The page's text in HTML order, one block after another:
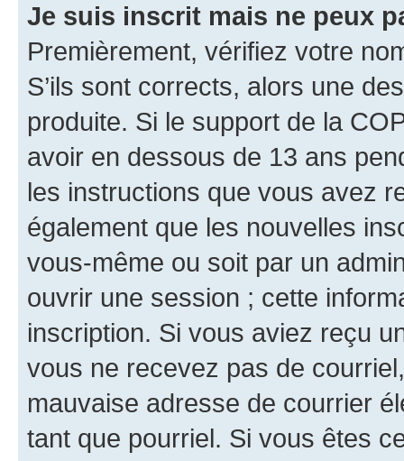
Je suis inscrit mais ne peux
Premièrement, vérifiez votre
S’ils sont corrects, alors une
produite. Si le support de la
avoir en dessous de 13 ans
les instructions que vous avez
également que les nouvelles
vous-même ou soit par un
ouvrir une session ; cette
inscription. Si vous aviez reçu
vous ne recevez pas de
mauvaise adresse de courrier
tant que pourriel. Si vous êtes